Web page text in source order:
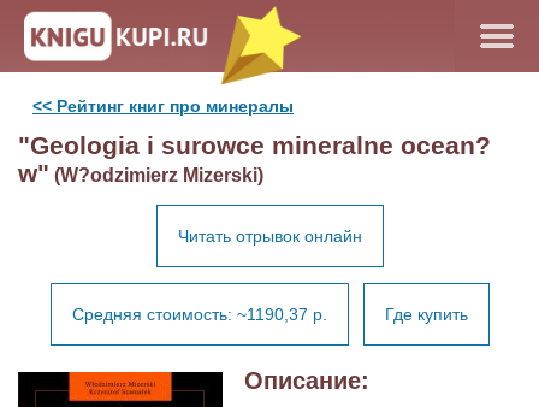
<< Рейтинг книг про минералы
"Geologia i surowce mineralne ocean?
w" (W?odzimierz Mizerski)
Читать отрывок онлайн
Средняя стоимость: ~1190,37 р. Где купить
Описание: